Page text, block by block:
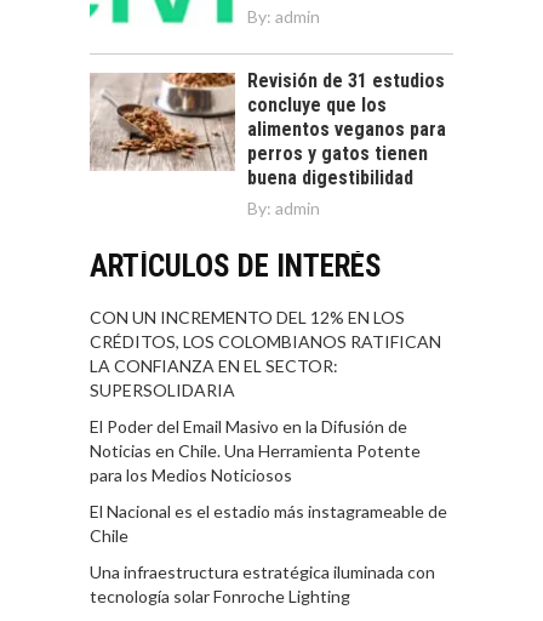
By: admin
Revisión de 31 estudios
concluye que los
alimentos veganos para
perros y gatos tienen
buena digestibilidad
By: admin
ARTÍCULOS DE INTERÉS
CON UN INCREMENTO DEL 12% EN LOS
CRÉDITOS, LOS COLOMBIANOS RATIFICAN
LA CONFIANZA EN EL SECTOR:
SUPERSOLIDARIA
El Poder del Email Masivo en la Difusión de
Noticias en Chile. Una Herramienta Potente
para los Medios Noticiosos
El Nacional es el estadio más instagrameable de
Chile
Una infraestructura estratégica iluminada con
tecnología solar Fonroche Lighting